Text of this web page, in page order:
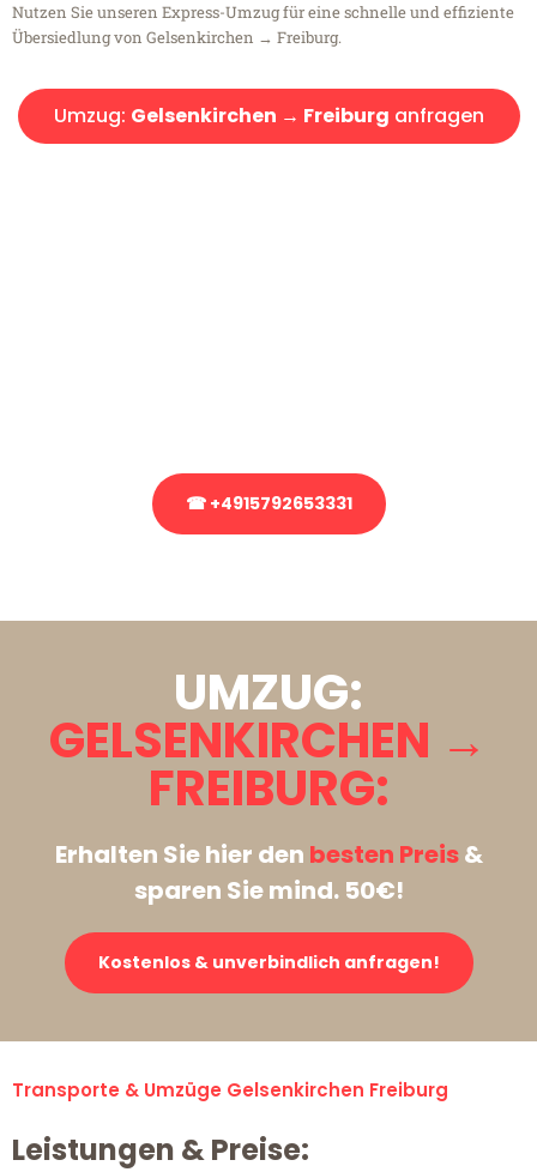
Nutzen Sie unseren Express-Umzug für eine schnelle und effiziente
Übersiedlung von Gelsenkirchen → Freiburg.
Umzug: Gelsenkirchen → Freiburg anfragen
☎ +4915792653331
UMZUG:
GELSENKIRCHEN →
FREIBURG:
Erhalten Sie hier den besten Preis&
sparen Sie mind. 50€!
Kostenlos & unverbindlich anfragen!
Transporte & Umzüge Gelsenkirchen Freiburg
Leistungen & Preise: